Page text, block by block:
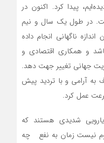
پیدا کرد. اکنون در
در طول یک سال و نیم
ناگهانی انجام داده
و همکاری اقتصادی و
جهانی تغییر جهت دهد.
به آرامی و با تردید پیش‌
شدیدی هستند که
نیست زمان به نفع چه